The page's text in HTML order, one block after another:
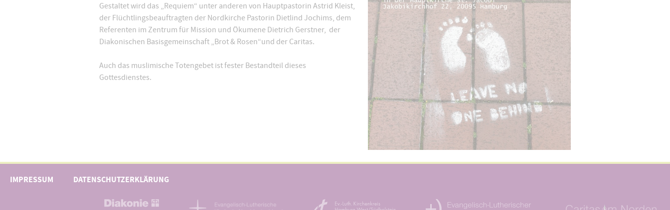
Gestaltet wird das „Requiem“ unter anderen von Hauptpastorin Astrid Kleist,
der Flüchtlingsbeauftragten der Nordkirche Pastorin Dietlind Jochims, dem
Referenten im Zentrum für Mission und Ökumene Dietrich Gerstner, der
Diakonischen Basisgemeinschaft „Brot & Rosen“und der Caritas.
Auch das muslimische Totengebet ist fester Bestandteil dieses
Gottesdienstes.
IMPRESSUM DATENSCHUTZERKLÄRUNG